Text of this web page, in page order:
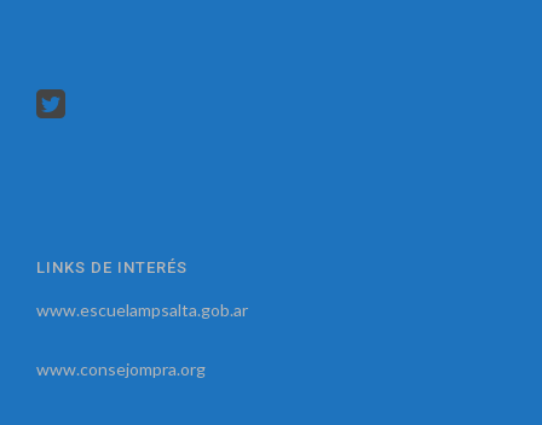
LINKS DE INTERÉS
www.escuelampsalta.gob.ar
www.consejompra.org